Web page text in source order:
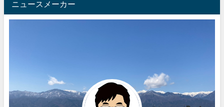
ニュースメーカー